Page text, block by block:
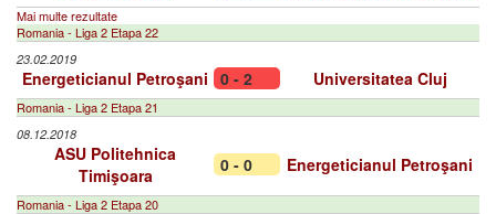
Mai multe rezultate
Romania - Liga 2 Etapa 22
23.02.2019
Energeticianul Petroşani 0 - 2 Universitatea Cluj
Romania - Liga 2 Etapa 21
08.12.2018
ASU Politehnica
Timişoara
0 - 0 Energeticianul Petroşani
Romania - Liga 2 Etapa 20